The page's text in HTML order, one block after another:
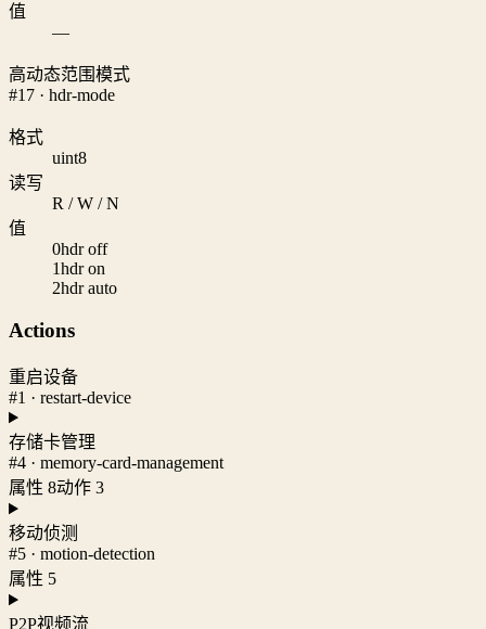
值
—
高动态范围模式
#17 · hdr-mode
格式
uint8
读写
R / W / N
值
0hdr off
1hdr on
2hdr auto
Actions
重启设备
#1 · restart-device
存储卡管理
#4 · memory-card-management
属性 8动作 3
移动侦测
#5 · motion-detection
属性 5
P2P视频流